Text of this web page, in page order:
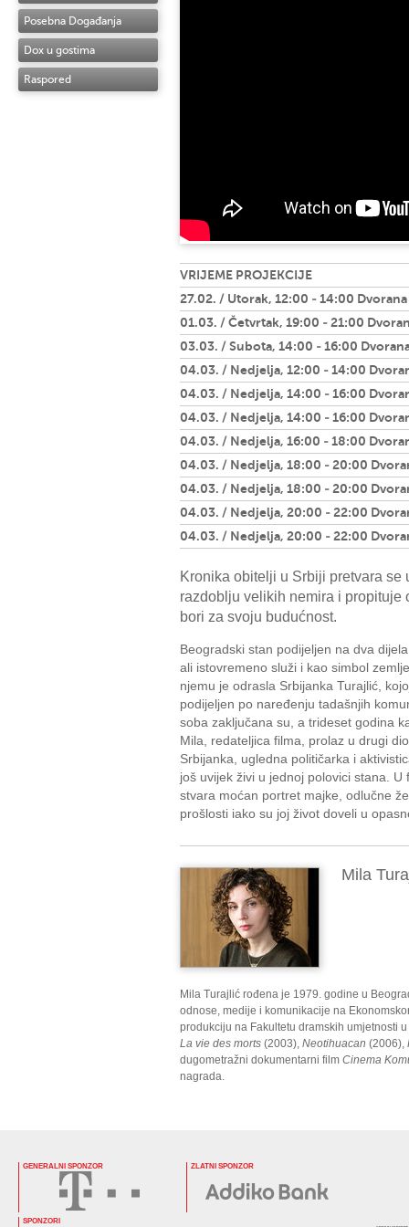
Posebna Događanja
Dox u gostima
Raspored
VRIJEME PROJEKCIJE
27.02. / Utorak, 12:00 - 14:00
01.03. / Četvrtak, 19:00 - 21:00
03.03. / Subota, 14:00 - 16:00
04.03. / Nedjelja, 12:00 - 14:00
04.03. / Nedjelja, 14:00 - 16:00
04.03. / Nedjelja, 14:00 - 16:00
04.03. / Nedjelja, 16:00 - 18:00
04.03. / Nedjelja, 18:00 - 20:00
04.03. / Nedjelja, 18:00 - 20:00
04.03. / Nedjelja, 20:00 - 22:00
04.03. / Nedjelja, 20:00 - 22:00
Kronika obitelji u Srbiji pretvara se
razdoblju velikih nemira i propituje
bori za svoju budućnost.
Beogradski stan podijeljen na dva
ali istovremeno služi i kao simbol
njemu je odrasla Srbijanka Turajlić,
podijeljen po naređenju tadašnjih
soba zaključana su, a trideset godina
Mila, redateljica filma, prolaz u drugi
Srbijanka, ugledna političarka i
još uvijek živi u jednoj polovici stana.
stvara moćan portret majke, odlučne
prošlosti iako su joj život doveli u
Mila
Mila Turajlić rođena je 1979. godine u
odnose, medije i komunikacije na
produkciju na Fakultetu dramskih umjetnosti
La vie des morts (2003), Neotihuacan (2006),
dugometražni dokumentarni film Cinema
nagrada.
GENERALNI SPONZOR ZLATNI SPONZOR
SPONZORI